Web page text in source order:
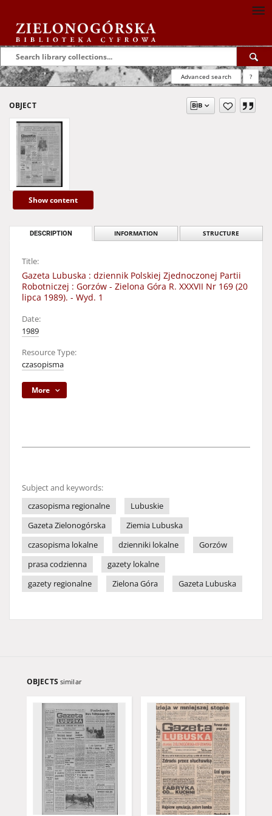
Advanced search ?
OBJECT
Show content
DESCRIPTION INFORMATION STRUCTURE
Title:
Gazeta Lubuska : dziennik Polskiej Zjednoczonej Partii
Robotniczej : Gorzów - Zielona Góra R. XXXVII Nr 169 (20
lipca 1989). - Wyd. 1
Date:
1989
Resource Type:
czasopisma
More
Subject and keywords:
czasopisma regionalne
Lubuskie
Gazeta Zielonogórska
Ziemia Lubuska
czasopisma lokalne
dzienniki lokalne
Gorzów
prasa codzienna
gazety lokalne
gazety regionalne
Zielona Góra Gazeta Lubuska
OBJECTS similar